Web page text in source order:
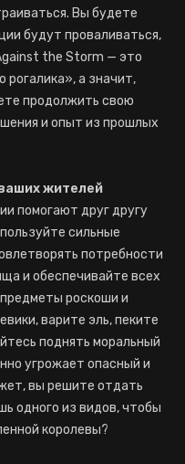
Вы будете
будут проваливаться,
the Storm — это
рогалика», а значит,
продолжить свою
и опыт из прошлых
жителей
помогают друг другу
сильные
потребности
и обеспечивайте всех
роскоши и
варите эль, пеките
поднять моральный
угрожает опасный и
вы решите отдать
одного из видов, чтобы
королевы?